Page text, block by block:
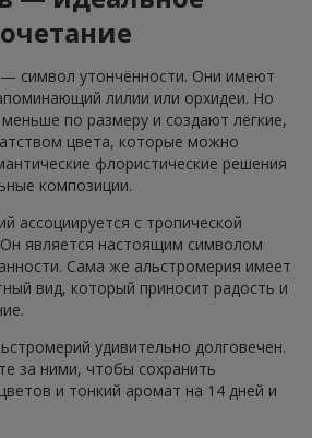
символ утончённости. Они имеют
лилии или орхидеи. Но
по размеру и создают лёгкие,
цвета, которые можно
флористические решения
композиции.
ассоциируется с тропической
является настоящим символом
Сама же альстромерия имеет
вид, который приносит радость и
удивительно долговечен.
за ними, чтобы сохранить
и тонкий аромат на 14 дней и